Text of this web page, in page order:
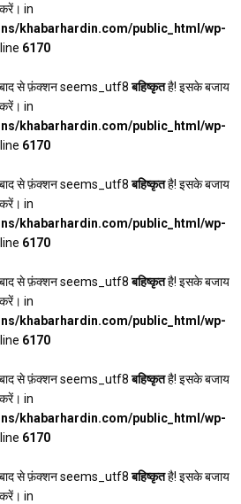
in
khabarhardin.com/public_html/wp-
6170
से फ़ंक्शन seems_utf8बहिष्कृतहै! इसके बजाय
in
khabarhardin.com/public_html/wp-
6170
से फ़ंक्शन seems_utf8बहिष्कृतहै! इसके बजाय
in
khabarhardin.com/public_html/wp-
6170
से फ़ंक्शन seems_utf8बहिष्कृतहै! इसके बजाय
in
khabarhardin.com/public_html/wp-
6170
से फ़ंक्शन seems_utf8बहिष्कृतहै! इसके बजाय
in
khabarhardin.com/public_html/wp-
6170
से फ़ंक्शन seems_utf8बहिष्कृतहै! इसके बजाय
in